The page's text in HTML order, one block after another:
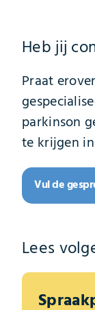
Heb jij
Praat
parkinson
te krijgen
Vul de
Lees